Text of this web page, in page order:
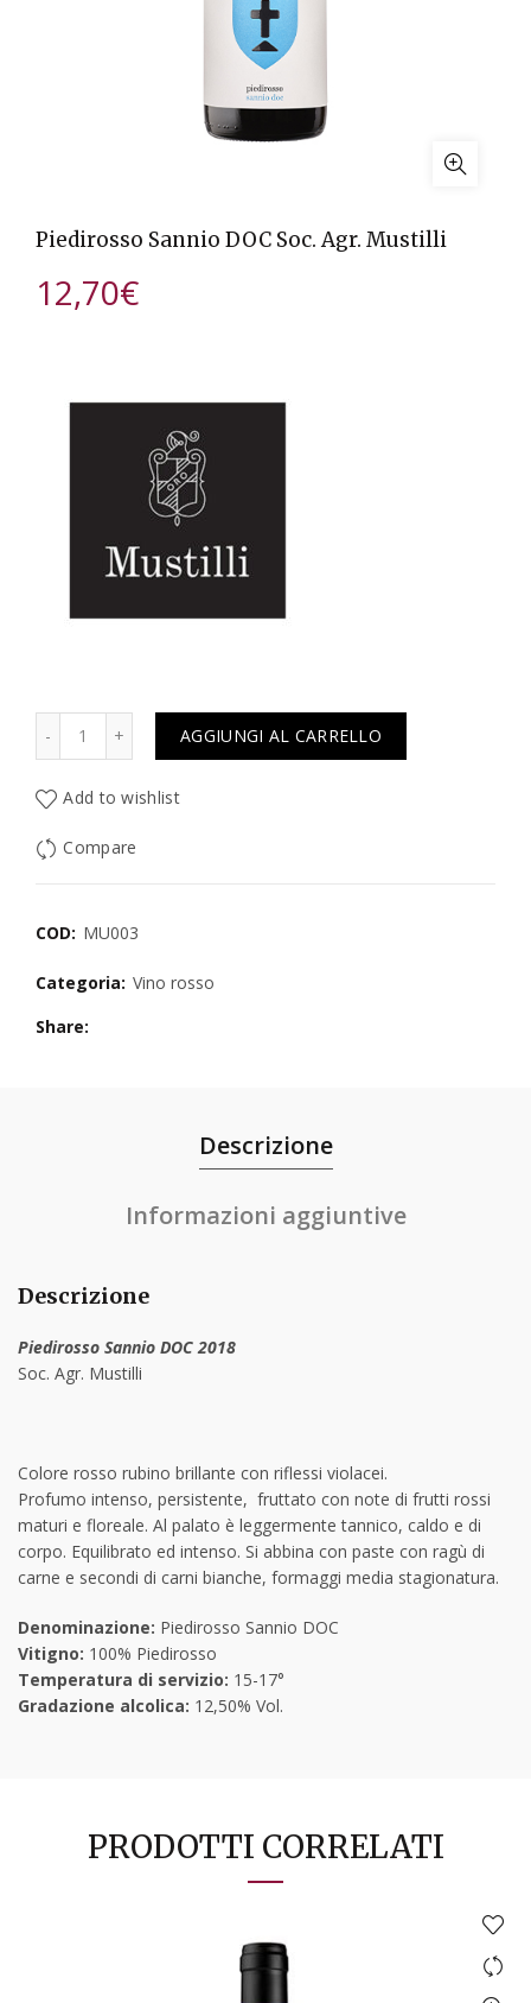
Piedirosso Sannio DOC Soc. Agr. Mustilli
12,70€
AGGIUNGI AL CARRELLO
Add to wishlist
Compare
COD: MU003
Categoria: Vino rosso
Share
Descrizione
Informazioni aggiuntive
Descrizione
Piedirosso Sannio DOC 2018
Soc. Agr. Mustilli
Colore rosso rubino brillante con riflessi violacei.
Profumo intenso, persistente, fruttato con note di frutti rossi
maturi e floreale. Al palato è leggermente tannico, caldo e di
corpo. Equilibrato ed intenso. Si abbina con paste con ragù di
carne e secondi di carni bianche, formaggi media stagionatura.
Denominazione: Piedirosso Sannio DOC
Vitigno: 100% Piedirosso
Temperatura di servizio: 15-17°
Gradazione alcolica: 12,50% Vol.
PRODOTTI CORRELATI